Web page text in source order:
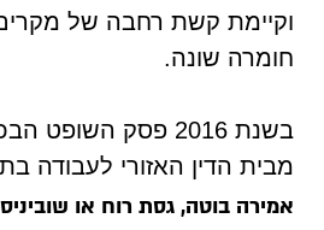
וקיימת קשת רחבה של
חומרה שונה.
בשנת 2016 פסק
מבית הדין האזורי לעבודה
אמירה בוטה, גסת רוח או